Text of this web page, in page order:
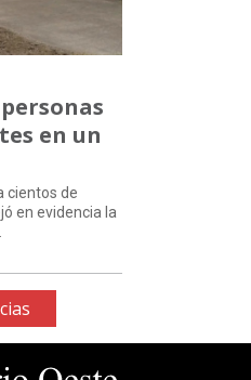
en un
cientos de
en evidencia la